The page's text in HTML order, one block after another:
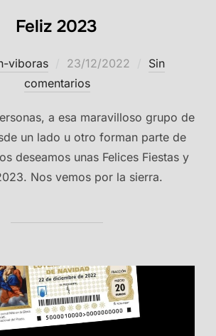
Feliz 2023
viboras
Publicado
el
23/12/2022
Sin
comentarios
a esa maravilloso grupo de
un lado u otro forman parte de
deseamos unas Felices Fiestas y
Nos vemos por la sierra.